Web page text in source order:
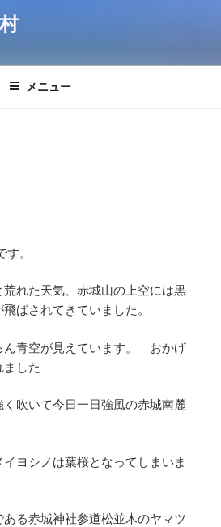
メニュー
。
れた天気、赤城山の上空には黒
ばされてきていました。
ん青空が見えています。 おかげ
ました
吹いて今日一日強風の赤城南麓
ヨシノは葉桜となってしまいま
る赤城神社参道松並木のヤマツ